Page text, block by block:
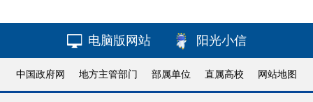
电脑版网站 阳光小信
中国政府网 地方主管部门 部属单位 直属高校 网站地图